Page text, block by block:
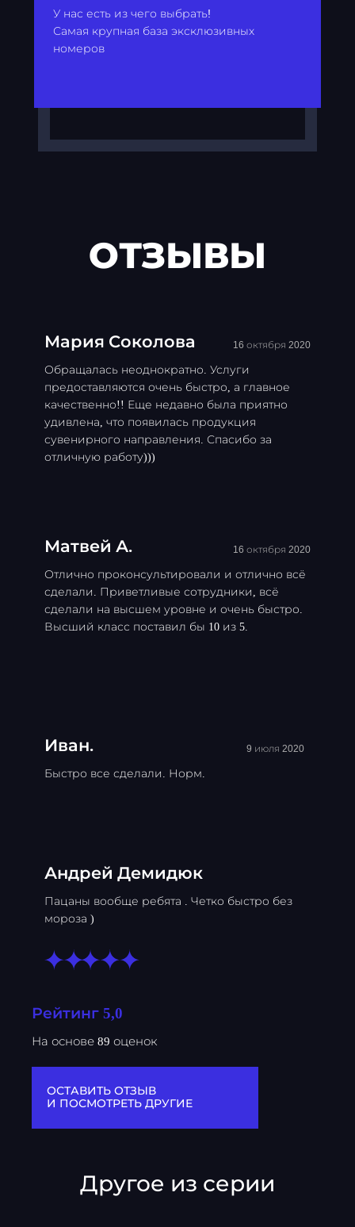
У нас есть из чего выбрать!
Самая крупная база эксклюзивных
номеров
ОТЗЫВЫ
Мария Соколова 16 октября 2020
Обращалась неоднократно. Услуги
предоставляются очень быстро, а главное
качественно!! Еще недавно была приятно
удивлена, что появилась продукция
сувенирного направления. Спасибо за
отличную работу)))
Матвей А. 16 октября 2020
Отлично проконсультировали и отлично всё
сделали. Приветливые сотрудники, всё
сделали на высшем уровне и очень быстро.
Высший класс поставил бы 10 из 5.
Иван. 9 июля 2020
Быстро все сделали. Норм.
Андрей Демидюк
Пацаны вообще ребята . Четко быстро без
мороза )
Рейтинг 5,0
На основе 89 оценок
ОСТАВИТЬ ОТЗЫВ
И ПОСМОТРЕТЬ ДРУГИЕ
Другое из серии